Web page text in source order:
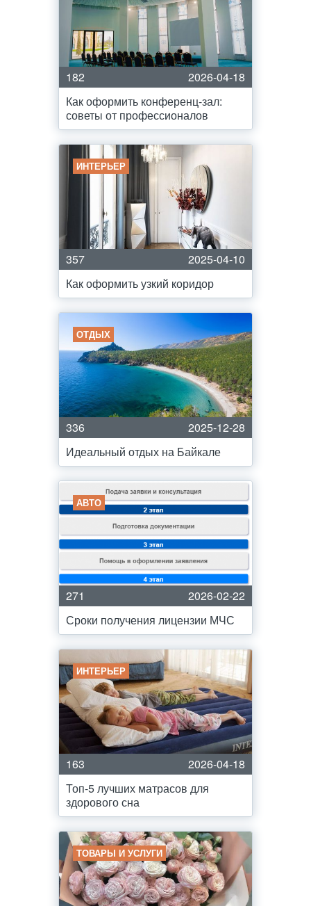
182
2026-04-18
Как оформить конференц-зал:
советы от профессионалов
ИНТЕРЬЕР
357
2025-04-10
Как оформить узкий коридор
ОТДЫХ
336
2025-12-28
Идеальный отдых на Байкале
АВТО
271
2026-02-22
Сроки получения лицензии МЧС
ИНТЕРЬЕР
163
2026-04-18
Топ-5 лучших матрасов для
здорового сна
ТОВАРЫ И УСЛУГИ